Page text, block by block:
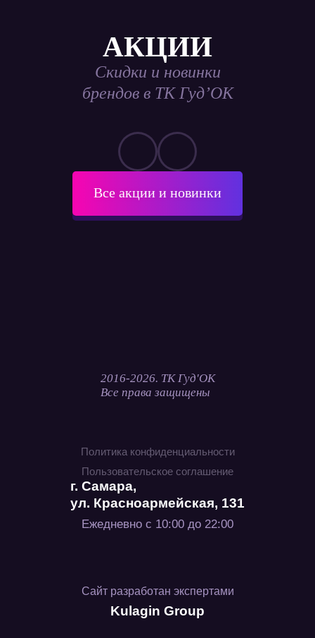
АКЦИИ
Скидки и новинки
брендов в ТК Гуд’ОК
Все акции и новинки
2016-2026. ТК Гуд'ОК
Все права защищены
Политика конфиденциальности
Пользовательское соглашение
г. Самара,
ул. Красноармейская, 131
Ежедневно с 10:00 до 22:00
Сайт разработан экспертами
Kulagin Group